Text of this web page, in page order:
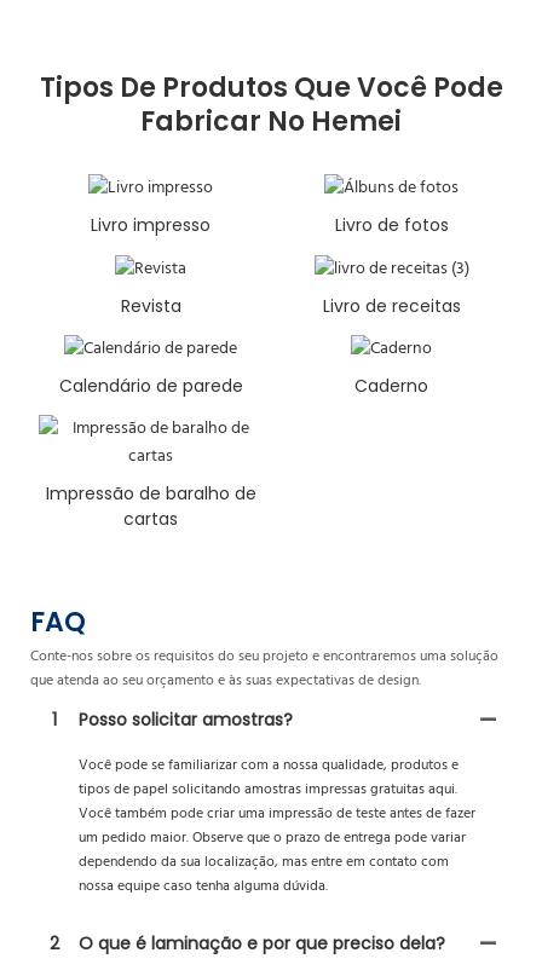
Tipos De Produtos Que Você Pode
Fabricar No Hemei
Livro impresso Livro de fotos
Revista Livro de receitas
Calendário de parede Caderno
Impressão de baralho de
cartas
FAQ
Conte-nos sobre os requisitos do seu projeto e encontraremos uma solução
que atenda ao seu orçamento e às suas expectativas de design.
1
Posso solicitar amostras?
Você pode se familiarizar com a nossa qualidade, produtos e
tipos de papel solicitando amostras impressas gratuitas aqui.
Você também pode criar uma impressão de teste antes de fazer
um pedido maior. Observe que o prazo de entrega pode variar
dependendo da sua localização, mas entre em contato com
nossa equipe caso tenha alguma dúvida.
2
O que é laminação e por que preciso dela?